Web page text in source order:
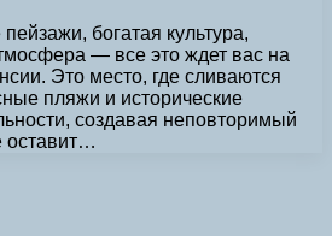
богатая культура,
— все это ждет вас на
Это место, где сливаются
пляжи и исторические
создавая неповторимый
оставит…